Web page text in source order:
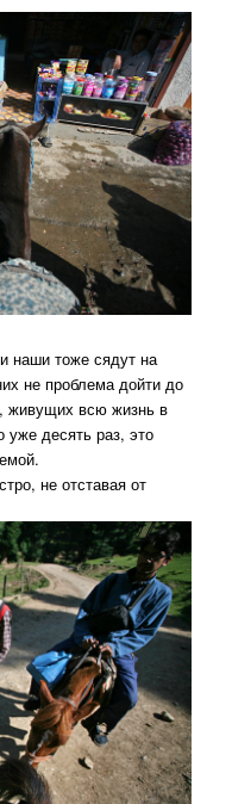
наши тоже сядут на
не проблема дойти до
живущих всю жизнь в
уже десять раз, это
не отставая от